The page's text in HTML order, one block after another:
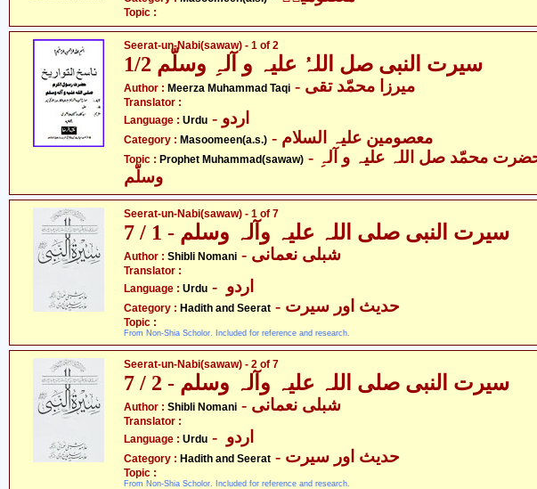
Topic :
Seerat-un-Nabi(sawaw) - 1 of 2
سیرت النبی صل اللہُ علیہ و آلہِ وسلّم 1/2
Author : Meerza Muhammad Taqi - میرزا محمّد تقی
Translator :
Language : Urdu - اردو
Category : Masoomeen(a.s.)
Topic : Prophet Muhammad(sawaw) - حضرت محمّد صل اللہ علیہ و آلہِ
وسلّم
Seerat-un-Nabi(sawaw) - 1 of 7
سیرت النبی صلی اللہ علیہ وآلہ وسلم - 1 / 7
Author : Shibli Nomani - شبلی نعمانی
Translator :
Language : Urdu
Category : Hadith and Seerat - حدیث اور سیرت
Topic :
From Non-Shia Scholor. Included for reference and research.
Seerat-un-Nabi(sawaw) - 2 of 7
سیرت النبی صلی اللہ علیہ وآلہ وسلم - 2 / 7
Author : Shibli Nomani - شبلی نعمانی
Translator :
Language : Urdu
Category : Hadith and Seerat - حدیث اور سیرت
Topic :
From Non-Shia Scholor. Included for reference and research.